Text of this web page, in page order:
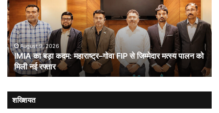
कदम:
महाराष्ट्र–
गोवा
FIP
से
जिम्मेदार
मत्स्य
पालन
मिली
नई
August 9, 2026
IMIA का बड़ा कदम: महाराष्ट्र–गोवा FIP से जिम्मेदार मत्स्य पालन को
मिली नई रफ्तार
शख्शियत